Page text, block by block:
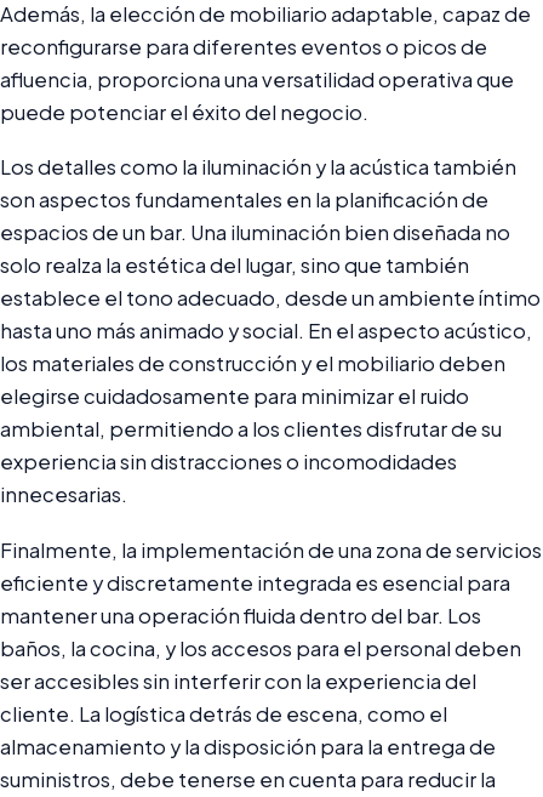
Además, la elección de mobiliario adaptable, capaz de
reconfigurarse para diferentes eventos o picos de
afluencia, proporciona una versatilidad operativa que
puede potenciar el éxito del negocio.
Los detalles como la iluminación y la acústica también
son aspectos fundamentales en la planificación de
espacios de un bar. Una iluminación bien diseñada no
solo realza la estética del lugar, sino que también
establece el tono adecuado, desde un ambiente íntimo
hasta uno más animado y social. En el aspecto acústico,
los materiales de construcción y el mobiliario deben
elegirse cuidadosamente para minimizar el ruido
ambiental, permitiendo a los clientes disfrutar de su
experiencia sin distracciones o incomodidades
innecesarias.
Finalmente, la implementación de una zona de servicios
eficiente y discretamente integrada es esencial para
mantener una operación fluida dentro del bar. Los
baños, la cocina, y los accesos para el personal deben
ser accesibles sin interferir con la experiencia del
cliente. La logística detrás de escena, como el
almacenamiento y la disposición para la entrega de
suministros, debe tenerse en cuenta para reducir la